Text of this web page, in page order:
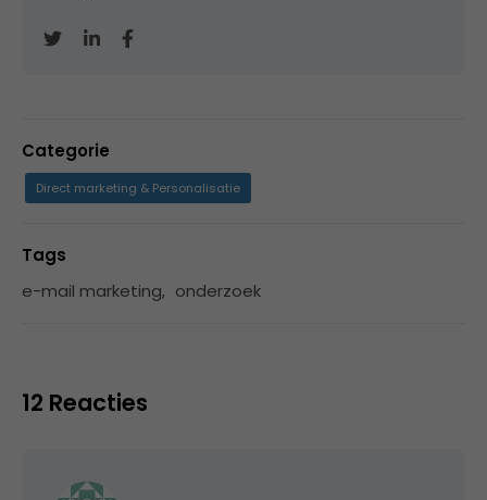
Categorie
Direct marketing & Personalisatie
Tags
e-mail marketing, onderzoek
12 Reacties